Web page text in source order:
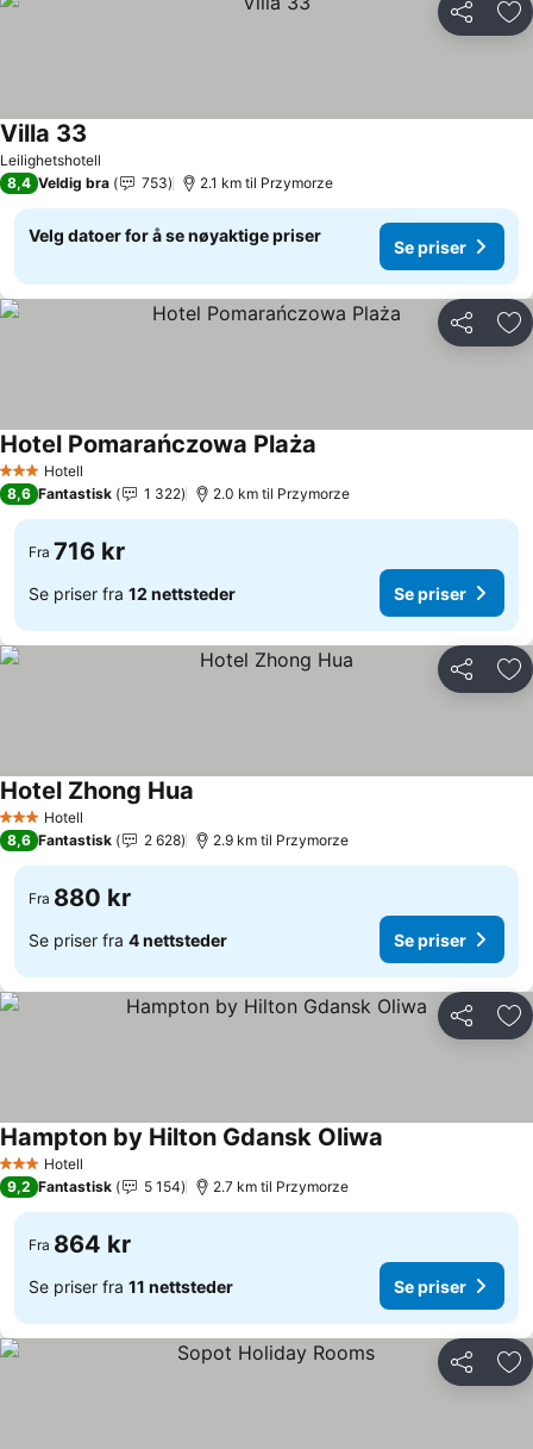
Del
Leilighetshotell
Villa 33
8,4 Veldig bra 753 2.1 km til Przymorze
Velg datoer for å se nøyaktige priser
Se priser
Del
3 StjernerHotell
Hotel Pomarańczowa Plaża
8,6 Fantastisk 1 322 2.0 km til Przymorze
Fra 716 kr
Se priser fra 12 nettsteder Se priser
Del
3 StjernerHotell
Hotel Zhong Hua
8,6 Fantastisk 2 628 2.9 km til Przymorze
Fra 880 kr
Se priser fra 4 nettsteder Se priser
Del
3 StjernerHotell
Hampton by Hilton Gdansk Oliwa
9,2 Fantastisk 5 154 2.7 km til Przymorze
Fra 864 kr
Se priser fra 11 nettsteder Se priser
Del